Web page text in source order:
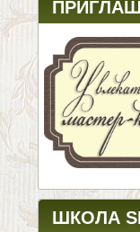
ШКОЛА